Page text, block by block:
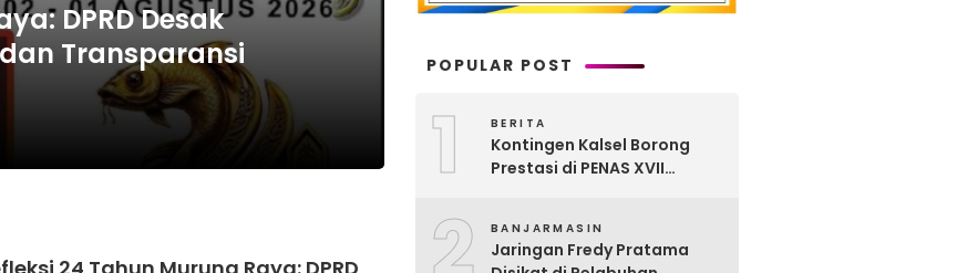
DPRD Desak
Transparansi
POPULAR POST
1 BERITA
Kontingen Kalsel Borong
Prestasi di PENAS XVII
Juara Nasional
2 BANJARMASIN
Jaringan Fredy Pratama